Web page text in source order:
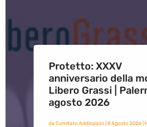
Protetto: XXXV
anniversario della
Libero Grassi |
agosto 2026
da Comitato Addiopizzo| 8 Agosto 2026|